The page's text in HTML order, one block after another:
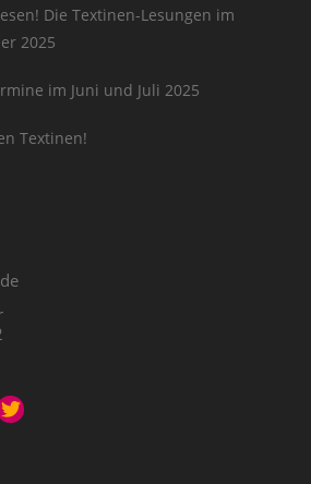
Die Textinen-Lesungen im
2025
im Juni und Juli 2025
Textinen!